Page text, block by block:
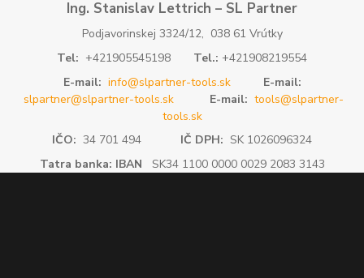
Ing. Stanislav Lettrich – SL Partner
Podjavorinskej 3324/12, 038 61 Vrútky
Tel: +421905545198 Tel.: +421908219554
E-mail: info@slpartner-tools.sk
E-mail:
slpartner@slpartner-tools.sk
E-mail: tools@slpartner-
tools.sk
IČO: 34 701 494 IČ DPH: SK 1026096324
Tatra banka: IBAN SK34 1100 0000 0029 2083 3143